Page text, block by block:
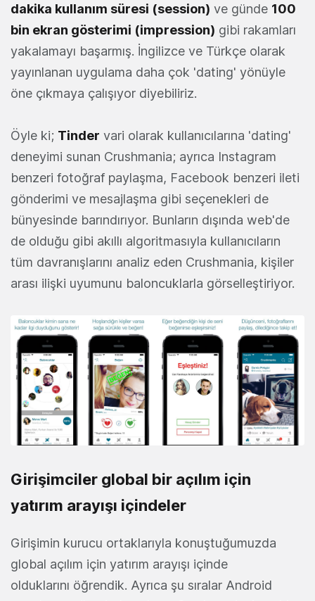
dakika kullanım süresi (session) ve günde 100
bin ekran gösterimi (impression) gibi rakamları
yakalamayı başarmış. İngilizce ve Türkçe olarak
yayınlanan uygulama daha çok 'dating' yönüyle
öne çıkmaya çalışıyor diyebiliriz.
Öyle ki; Tinder vari olarak kullanıcılarına 'dating'
deneyimi sunan Crushmania; ayrıca Instagram
benzeri fotoğraf paylaşma, Facebook benzeri ileti
gönderimi ve mesajlaşma gibi seçenekleri de
bünyesinde barındırıyor. Bunların dışında web'de
de olduğu gibi akıllı algoritmasıyla kullanıcıların
tüm davranışlarını analiz eden Crushmania, kişiler
arası ilişki uyumunu baloncuklarla görselleştiriyor.
Girişimciler global bir açılım için
yatırım arayışı içindeler
Girişimin kurucu ortaklarıyla konuştuğumuzda
global açılım için yatırım arayışı içinde
olduklarını öğrendik. Ayrıca şu sıralar Android